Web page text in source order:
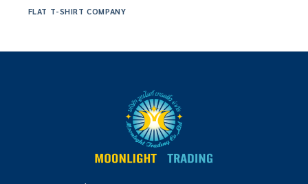
FLAT T-SHIRT COMPANY